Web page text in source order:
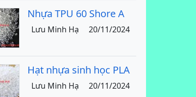
Nhựa TPU 60 Shore A
Lưu Minh Hạ 20/11/2024
Hạt nhựa sinh học PLA
Lưu Minh Hạ 20/11/2024